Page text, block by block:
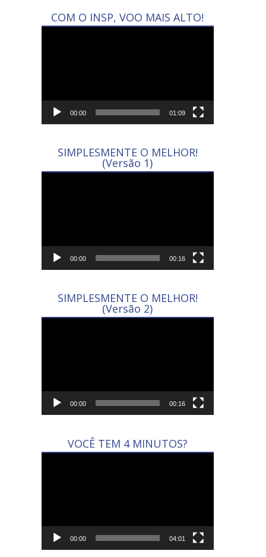
COM O INSP, VOO MAIS ALTO!
00:00 01:09
SIMPLESMENTE O MELHOR!
(Versão 1)
00:00 00:16
SIMPLESMENTE O MELHOR!
(Versão 2)
00:00 00:16
VOCÊ TEM 4 MINUTOS?
00:00 04:01